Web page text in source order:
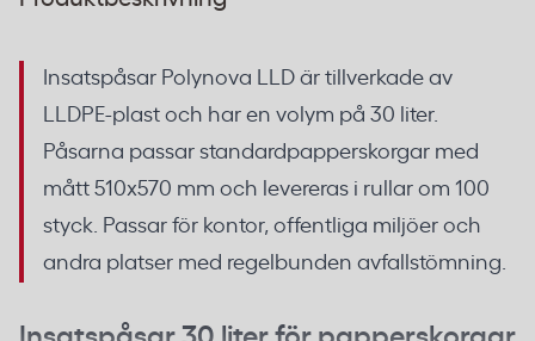
Insatspåsar Polynova LLD är tillverkade av
LLDPE-plast och har en volym på 30 liter.
Påsarna passar standardpapperskorgar med
mått 510x570 mm och levereras i rullar om 100
styck. Passar för kontor, offentliga miljöer och
andra platser med regelbunden avfallstömning.